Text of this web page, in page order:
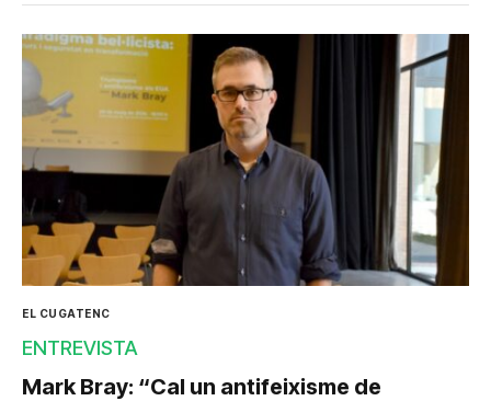
EL CUGATENC
ENTREVISTA
Mark Bray: “Cal un antifeixisme de